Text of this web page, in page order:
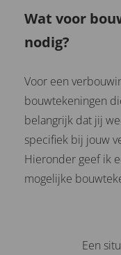
Wat voor
nodig?
Voor een
bouwtekeningen
belangrijk dat jij
specifiek bij jouw
Hieronder geef ik
mogelijke
Een